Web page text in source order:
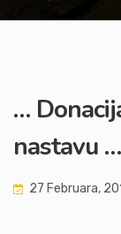
…
nastavu …
27 Februara,